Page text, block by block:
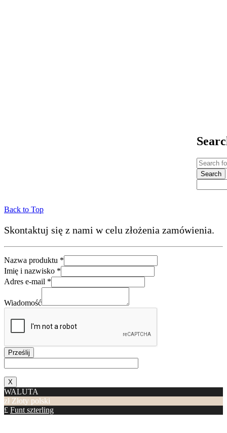
Back to Top
Skontaktuj się z nami w celu złożenia zamówienia.
Nazwa produktu *
Wiadomość
Adres
Imię i nazwisko *
Adres e-mail *
Wiadomość
Prześlij
X
WALUTA
zł Złoty polski
£ Funt szterling